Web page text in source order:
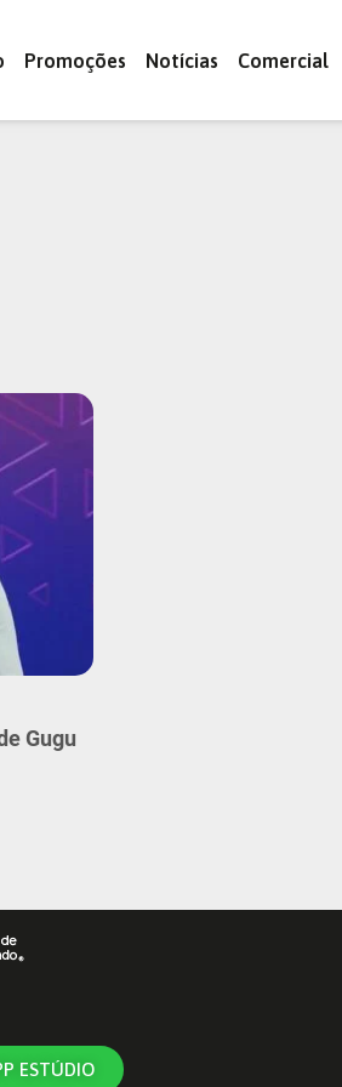
Promoções Notícias Comercial
Gugu
ESTÚDIO